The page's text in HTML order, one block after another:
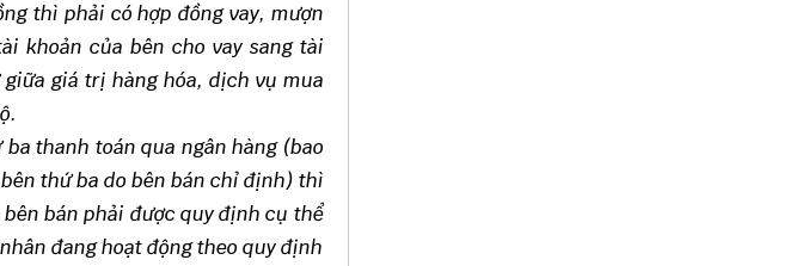
thì phải có hợp đồng vay, mượn
khoản của bên cho vay sang tài
giá trị hàng hóa, dịch vụ mua
thanh toán qua ngân hàng (bao
thứ ba do bên bán chỉ định) thì
bán phải được quy định cụ thể
đang hoạt động theo quy định